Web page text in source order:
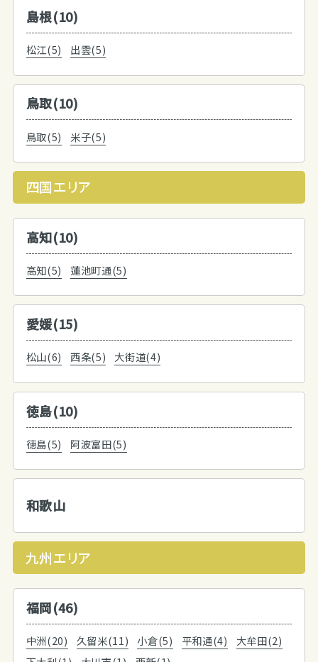
島根(10)
松江(5) 出雲(5)
鳥取(10)
鳥取(5) 米子(5)
四国エリア
高知(10)
高知(5) 蓮池町通(5)
愛媛(15)
松山(6) 西条(5) 大街道(4)
徳島(10)
徳島(5) 阿波富田(5)
和歌山
九州エリア
福岡(46)
中洲(20) 久留米(11) 小倉(5) 平和通(4)
大牟田(2)